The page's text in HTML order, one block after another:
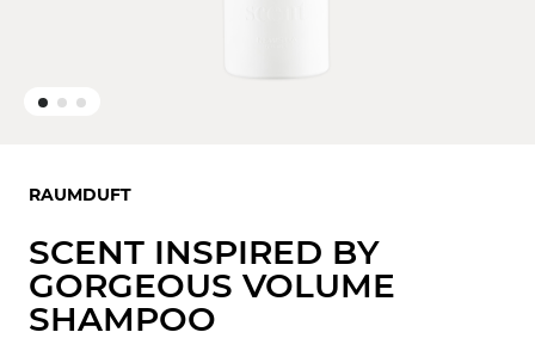
RAUMDUFT
SCENT INSPIRED BY
GORGEOUS VOLUME
SHAMPOO